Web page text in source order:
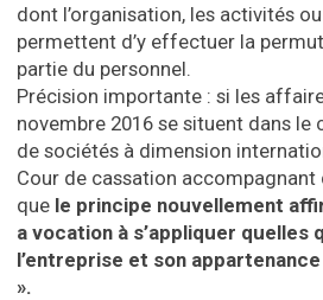
dont l’organisation, les activités
permettent d’y effectuer la
partie du personnel.
Précision importante : si les
novembre 2016 se situent dans le
de sociétés à dimension
Cour de cassation accompagnant
que le principe nouvellement
a vocation à s’appliquer quelles
l’entreprise et son
».